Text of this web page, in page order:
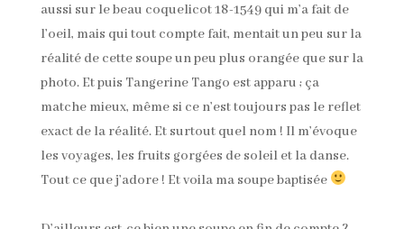
aussi sur le beau coquelicot 18-1549 qui m’a fait de
l’oeil, mais qui tout compte fait, mentait un peu sur la
réalité de cette soupe un peu plus orangée que sur la
photo. Et puis Tangerine Tango est apparu ; ça
matche mieux, même si ce n’est toujours pas le reflet
exact de la réalité. Et surtout quel nom ! Il m’évoque
les voyages, les fruits gorgées de soleil et la danse.
Tout ce que j’adore ! Et voila ma soupe baptisée